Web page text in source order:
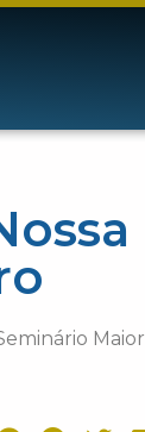
Maior